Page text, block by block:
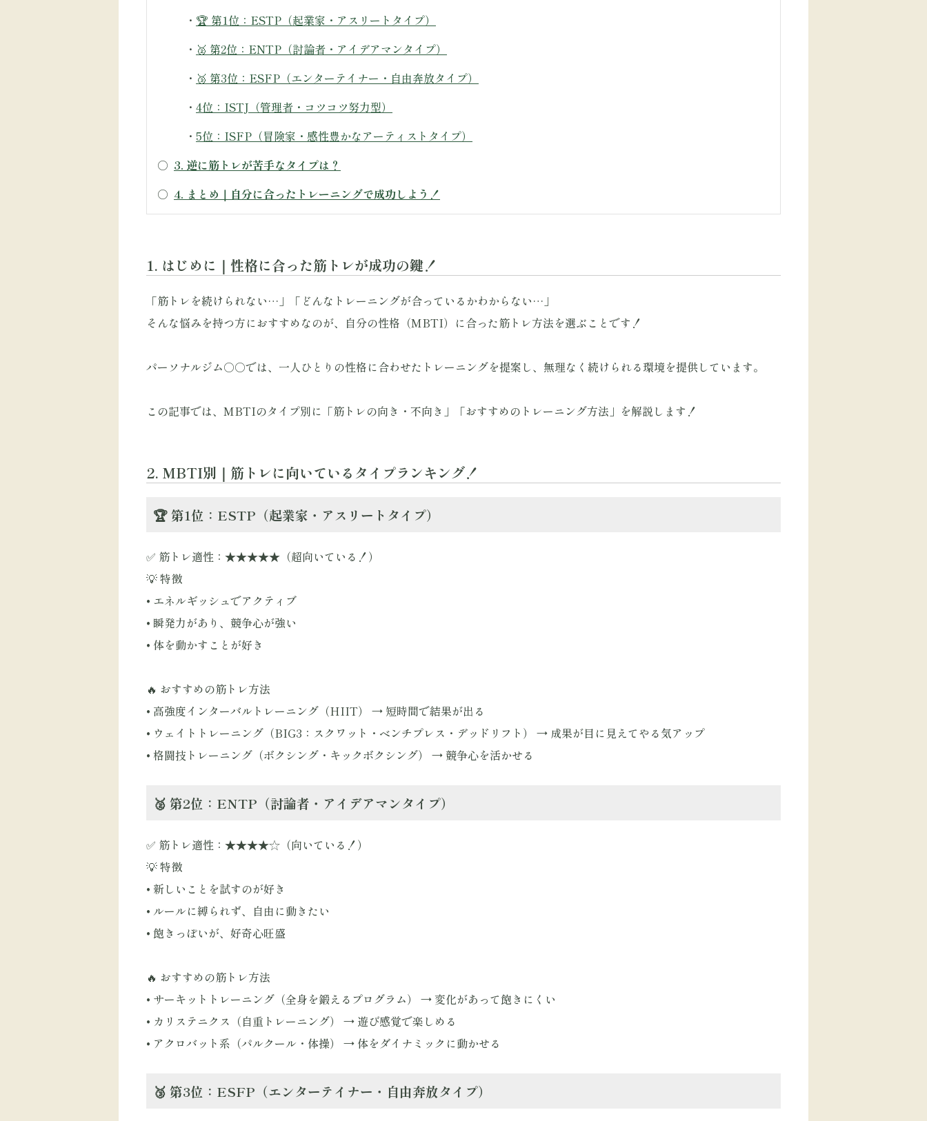
・ 🏆 第1位：ESTP（起業家・アスリートタイプ）
・ 🥈 第2位：ENTP（討論者・アイデアマンタイプ）
・ 🥉 第3位：ESFP（エンターテイナー・自由奔放タイプ）
・ 4位：ISTJ（管理者・コツコツ努力型）
・ 5位：ISFP（冒険家・感性豊かなアーティストタイプ）
○ 3. 逆に筋トレが苦手なタイプは？
○ 4. まとめ｜自分に合ったトレーニングで成功しよう！
1. はじめに｜性格に合った筋トレが成功の鍵！
「筋トレを続けられない…」「どんなトレーニングが合っているかわからない…」
そんな悩みを持つ方におすすめなのが、自分の性格（MBTI）に合った筋トレ方法を選ぶことです！
パーソナルジム○○では、一人ひとりの性格に合わせたトレーニングを提案し、無理なく続けられる環境を提供しています。
この記事では、MBTIのタイプ別に「筋トレの向き・不向き」「おすすめのトレーニング方法」を解説します！
2. MBTI別｜筋トレに向いているタイプランキング！
🏆 第1位：ESTP（起業家・アスリートタイプ）
✅ 筋トレ適性：★★★★★（超向いている！）
💡 特徴
• エネルギッシュでアクティブ
• 瞬発力があり、競争心が強い
• 体を動かすことが好き
🔥 おすすめの筋トレ方法
• 高強度インターバルトレーニング（HIIT） → 短時間で結果が出る
• ウェイトトレーニング（BIG3：スクワット・ベンチプレス・デッドリフト） → 成果が目に見えてやる気アップ
• 格闘技トレーニング（ボクシング・キックボクシング） → 競争心を活かせる
🥈 第2位：ENTP（討論者・アイデアマンタイプ）
✅ 筋トレ適性：★★★★☆（向いている！）
💡 特徴
• 新しいことを試すのが好き
• ルールに縛られず、自由に動きたい
• 飽きっぽいが、好奇心旺盛
🔥 おすすめの筋トレ方法
• サーキットトレーニング（全身を鍛えるプログラム） → 変化があって飽きにくい
• カリステニクス（自重トレーニング） → 遊び感覚で楽しめる
• アクロバット系（パルクール・体操） → 体をダイナミックに動かせる
🥉 第3位：ESFP（エンターテイナー・自由奔放タイプ）